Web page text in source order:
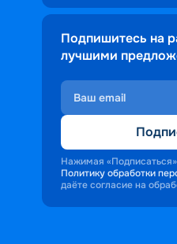
Подпишитесь на
лучшими
Нажимая
Политику обработки
даёте согласие на